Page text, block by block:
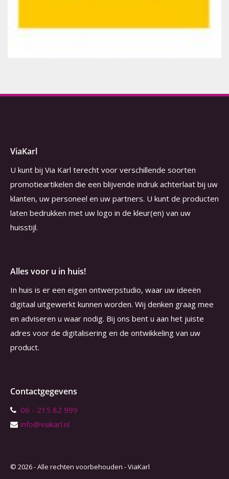
ViaKarl
U kunt bij Via Karl terecht voor verschillende soorten
promotieartikelen die een blijvende indruk achterlaat bij uw
klanten, uw personeel en uw partners. U kunt de producten
laten bedrukken met uw logo in de kleur(en) van uw
huisstijl.
Alles voor u in huis!
In huis is er een eigen ontwerpstudio, waar uw ideeën
digitaal uitgewerkt kunnen worden. Wij denken graag mee
en adviseren u waar nodig. Bij ons bent u aan het juiste
adres voor de digitalisering en de ontwikkeling van uw
product.
Contactgegevens
06 - 215 82 999
info@viakarl.nl
© 2026 - Alle rechten voorbehouden - ViaKarl